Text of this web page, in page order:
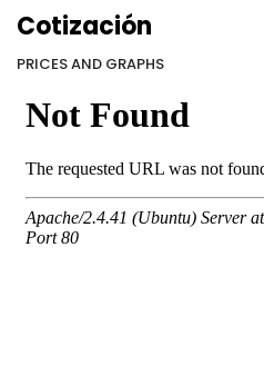
Cotización
PRICES AND GRAPHS